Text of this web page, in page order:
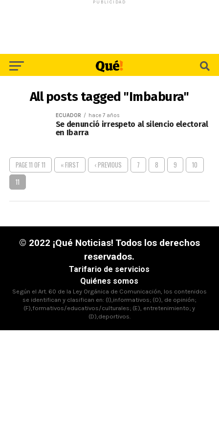
PUBLICIDAD
All posts tagged "Imbabura"
ECUADOR hace 7 años
Se denunció irrespeto al silencio electoral
en Ibarra
PAGE 11 OF 11 « FIRST ‹ PREVIOUS 7 8 9
10
11
© 2022 ¡Qué Noticias! Todos los derechos
reservados.
Tarifario de servicios
Quiénes somos
Según el Art. 60 de la Ley Orgánica de Comunicación, los contenidos
se identifican y clasifican en: (I),informativos; (O), de opinión;
(F),formativos/educativos/culturales; (E), entretenimiento; y
(D),deportivos.